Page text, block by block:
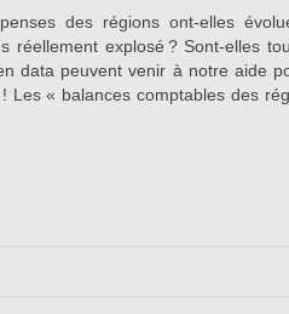
des régions ont-elles
réellement explosé ? Sont-elles
data peuvent venir à notre aide
Les « balances comptables des